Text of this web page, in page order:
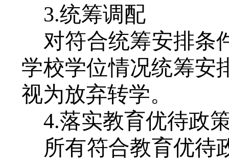
3.统筹调配
对符合统筹安排条
学校学位情况统筹安
视为放弃转学。
4.落实教育优待政
所有符合教育优待